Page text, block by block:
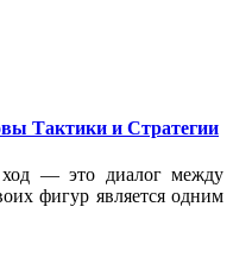
Тактики и Стратегии
— это диалог между
фигур является одним